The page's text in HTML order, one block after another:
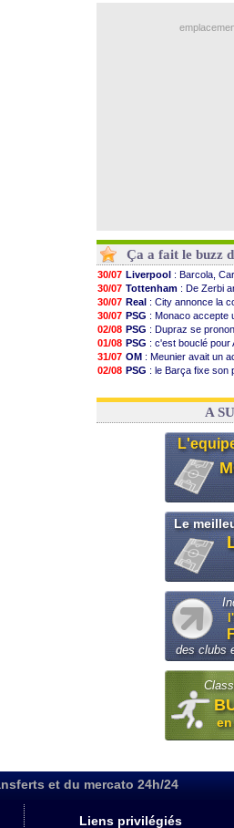
: le plan
Ça a fait le buzz
30/07 Liverpool : Barcola,
30/07 Tottenham : De Zerbi
30/07 Real : City annonce la
30/07 PSG : Monaco accepte
02/08 PSG : Dupraz se
01/08 PSG : c'est bouclé pour
31/07 OM : Meunier avait un
02/08 PSG : le Barça fixe son
03/08 FIFA: Infantino sollicite
A
Le
des clubs
en
et du mercato 24h/24
Liens privilégiés